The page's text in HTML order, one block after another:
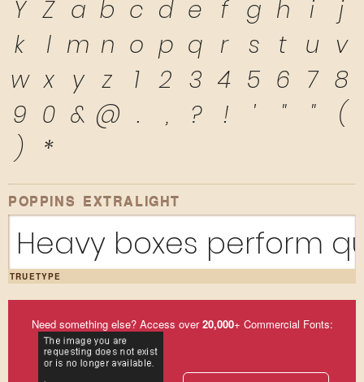
Y Z a b c d e f g h i
j
k
l m n o p q r s t u v
w x y z 1 2 3 4 5 6 7 8
9 0 & @ . , ? ! ' " "
(
)
*
POPPINS EXTRALIGHT
Heavy boxes perform
TRUETYPE
Need something else? Access over20,000+ Commercial Fonts: